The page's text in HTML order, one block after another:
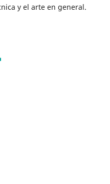
y el arte en general.